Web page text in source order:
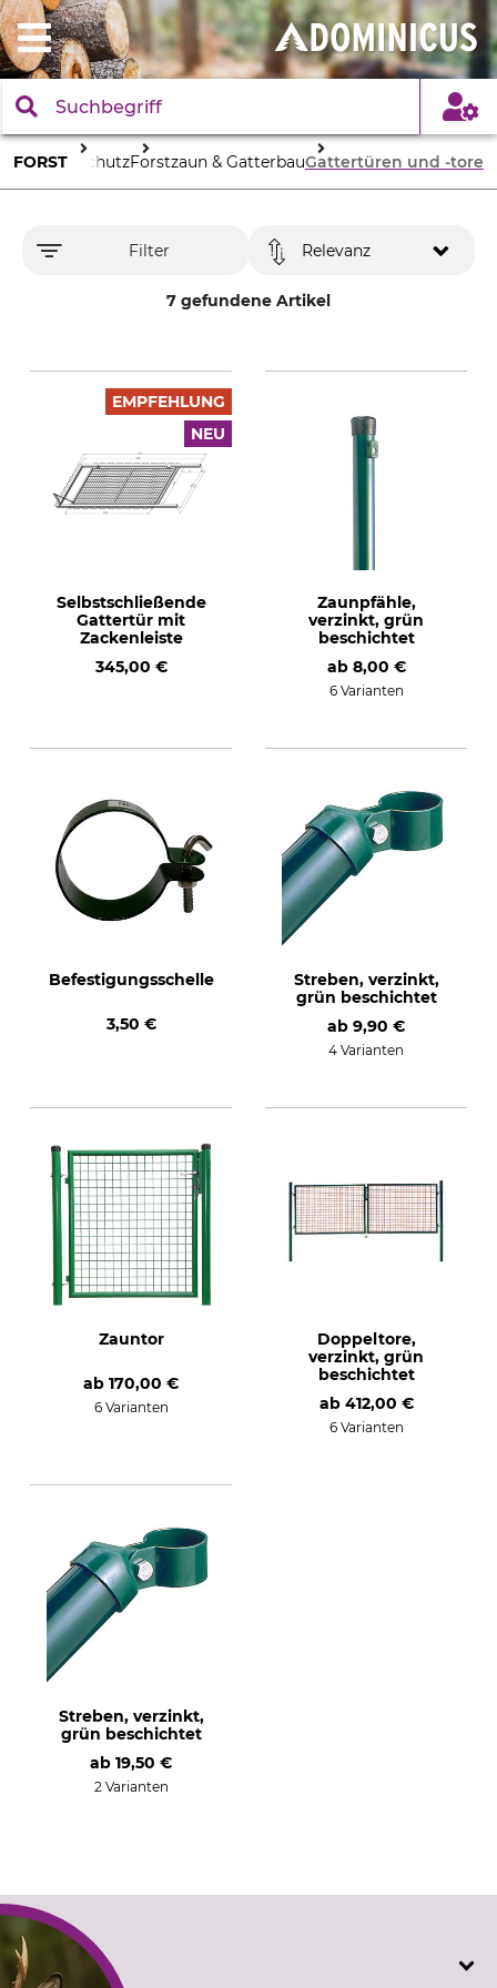
FORST
ForstschutzForstzaun & GatterbauGattertüren und -tore
Filter
7 gefundene Artikel
Relevanz
EMPFEHLUNG
NEU
Selbstschließende
Gattertür mit
Zackenleiste
345,00 €
Zaunpfähle,
verzinkt, grün
beschichtet
ab 8,00 €
6 Varianten
Befestigungsschelle
3,50 €
Streben, verzinkt,
grün beschichtet
ab 9,90 €
4 Varianten
Zauntor
ab 170,00 €
6 Varianten
Doppeltore,
verzinkt, grün
beschichtet
ab 412,00 €
6 Varianten
Streben, verzinkt,
grün beschichtet
ab 19,50 €
2 Varianten
SERVICE